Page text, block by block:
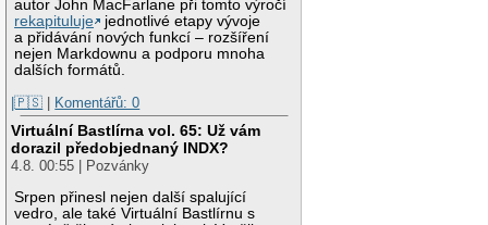
autor John MacFarlane při tomto výročí
rekapituluje
jednotlivé etapy vývoje
a přidávání nových funkcí – rozšíření
nejen Markdownu a podporu mnoha
dalších formátů.
|🇵🇸 | Komentářů: 0
Virtuální Bastlírna vol. 65: Už vám
dorazil předobjednaný INDX?
4.8. 00:55 | Pozvánky
Srpen přinesl nejen další spalující
vedro, ale také Virtuální Bastlírnu s